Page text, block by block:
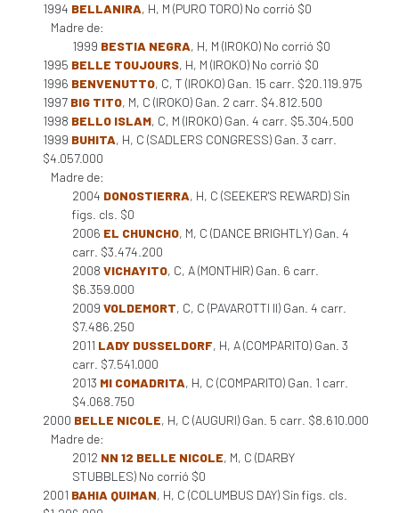
1994 BELLANIRA, H, M (PURO TORO) No corrió $0
Madre de:
1999 BESTIA NEGRA, H, M (IROKO) No corrió $0
1995 BELLE TOUJOURS, H, M (IROKO) No corrió $0
1996 BENVENUTTO, C, T (IROKO) Gan. 15 carr. $20.119.975
1997 BIG TITO, M, C (IROKO) Gan. 2 carr. $4.812.500
1998 BELLO ISLAM, C, M (IROKO) Gan. 4 carr. $5.304.500
1999 BUHITA, H, C (SADLERS CONGRESS) Gan. 3 carr.
$4.057.000
Madre de:
2004 DONOSTIERRA, H, C (SEEKER'S REWARD) Sin
figs. cls. $0
2006 EL CHUNCHO, M, C (DANCE BRIGHTLY) Gan. 4
carr. $3.474.200
2008 VICHAYITO, C, A (MONTHIR) Gan. 6 carr.
$6.359.000
2009 VOLDEMORT, C, C (PAVAROTTI II) Gan. 4 carr.
$7.486.250
2011 LADY DUSSELDORF, H, A (COMPARITO) Gan. 3
carr. $7.541.000
2013 MI COMADRITA, H, C (COMPARITO) Gan. 1 carr.
$4.068.750
2000 BELLE NICOLE, H, C (AUGURI) Gan. 5 carr. $8.610.000
Madre de:
2012 NN 12 BELLE NICOLE, M, C (DARBY
STUBBLES) No corrió $0
2001 BAHIA QUIMAN, H, C (COLUMBUS DAY) Sin figs. cls.